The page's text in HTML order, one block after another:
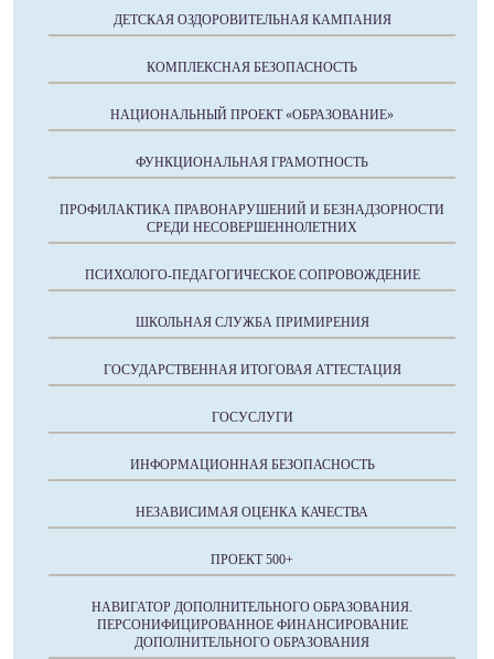
ДЕТСКАЯ ОЗДОРОВИТЕЛЬНАЯ КАМПАНИЯ
КОМПЛЕКСНАЯ БЕЗОПАСНОСТЬ
НАЦИОНАЛЬНЫЙ ПРОЕКТ «ОБРАЗОВАНИЕ»
ФУНКЦИОНАЛЬНАЯ ГРАМОТНОСТЬ
ПРОФИЛАКТИКА ПРАВОНАРУШЕНИЙ И БЕЗНАДЗОРНОСТИ
СРЕДИ НЕСОВЕРШЕННОЛЕТНИХ
ПСИХОЛОГО-ПЕДАГОГИЧЕСКОЕ СОПРОВОЖДЕНИЕ
ШКОЛЬНАЯ СЛУЖБА ПРИМИРЕНИЯ
ГОСУДАРСТВЕННАЯ ИТОГОВАЯ АТТЕСТАЦИЯ
ГОСУСЛУГИ
ИНФОРМАЦИОННАЯ БЕЗОПАСНОСТЬ
НЕЗАВИСИМАЯ ОЦЕНКА КАЧЕСТВА
ПРОЕКТ 500+
НАВИГАТОР ДОПОЛНИТЕЛЬНОГО ОБРАЗОВАНИЯ.
ПЕРСОНИФИЦИРОВАННОЕ ФИНАНСИРОВАНИЕ
ДОПОЛНИТЕЛЬНОГО ОБРАЗОВАНИЯ